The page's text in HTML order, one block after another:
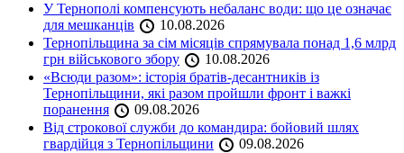
У Тернополі компенсують небаланс води: що це означає
для мешканців
10.08.2026
Тернопільщина за сім місяців спрямувала понад 1,6 млрд
грн військового збору
10.08.2026
«Всюди разом»: історія братів-десантників із
Тернопільщини, які разом пройшли фронт і важкі
поранення
09.08.2026
Від строкової служби до командира: бойовий шлях
гвардійця з Тернопільщини
09.08.2026